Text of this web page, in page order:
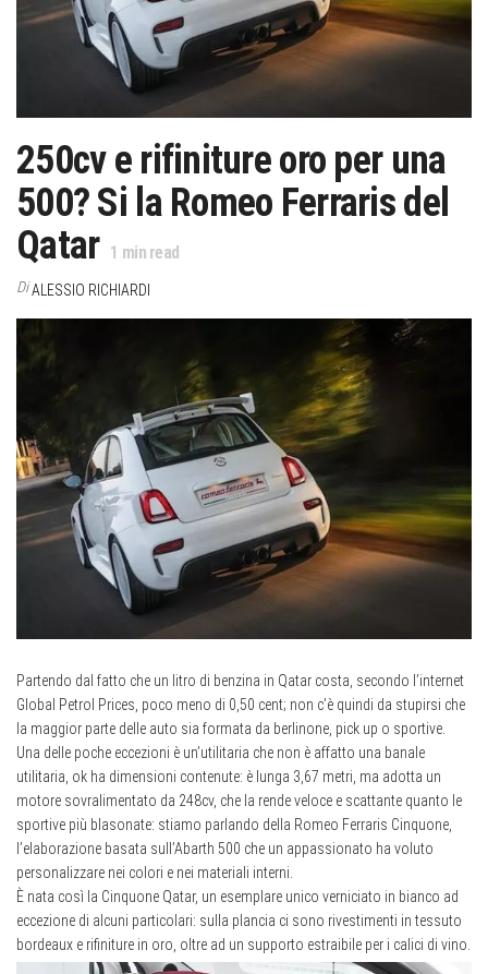
250cv e rifiniture oro per una
500? Si la Romeo Ferraris del
Qatar 1 min read
DiALESSIO RICHIARDI
Partendo dal fatto che un litro di benzina in Qatar costa, secondo l’internet
Global Petrol Prices, poco meno di 0,50 cent; non c’è quindi da stupirsi che
la maggior parte delle auto sia formata da berlinone, pick up o sportive.
Una delle poche eccezioni è un’utilitaria che non è affatto una banale
utilitaria, ok ha dimensioni contenute: è lunga 3,67 metri, ma adotta un
motore sovralimentato da 248cv, che la rende veloce e scattante quanto le
sportive più blasonate: stiamo parlando della Romeo Ferraris Cinquone,
l’elaborazione basata sull’Abarth 500 che un appassionato ha voluto
personalizzare nei colori e nei materiali interni.
È nata così la Cinquone Qatar, un esemplare unico verniciato in bianco ad
eccezione di alcuni particolari: sulla plancia ci sono rivestimenti in tessuto
bordeaux e rifiniture in oro, oltre ad un supporto estraibile per i calici di vino.